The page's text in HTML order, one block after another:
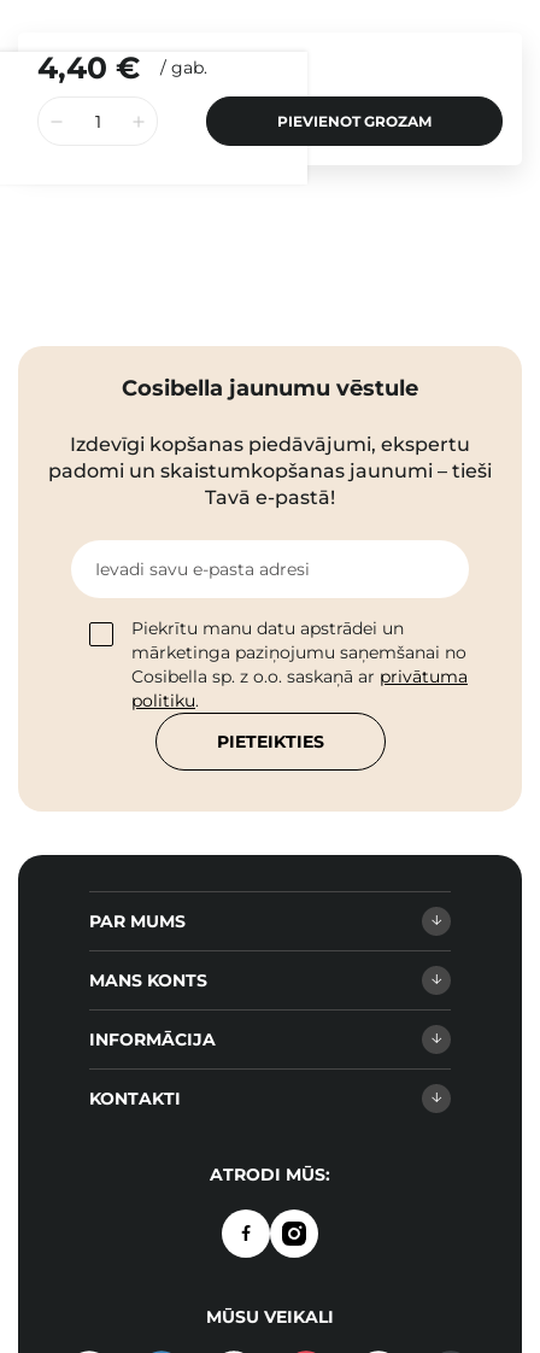
4,40 € / gab.
PIEVIENOT GROZAM
Cosibella jaunumu vēstule
Izdevīgi kopšanas piedāvājumi, ekspertu
padomi un skaistumkopšanas jaunumi – tieši
Tavā e-pastā!
Ievadi savu e-pasta adresi
Piekrītu manu datu apstrādei un
mārketinga paziņojumu saņemšanai no
Cosibella sp. z o.o. saskaņā ar privātuma
politiku.
PIETEIKTIES
PAR MUMS
MANS KONTS
INFORMĀCIJA
KONTAKTI
ATRODI MŪS:
MŪSU VEIKALI